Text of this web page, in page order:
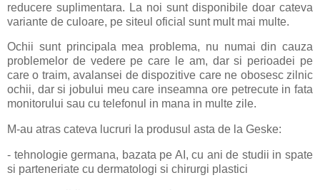
reducere suplimentara. La noi sunt disponibile doar cateva
variante de culoare, pe siteul oficial sunt mult mai multe.
Ochii sunt principala mea problema, nu numai din cauza
problemelor de vedere pe care le am, dar si perioadei pe
care o traim, avalansei de dispozitive care ne obosesc zilnic
ochii, dar si jobului meu care inseamna ore petrecute in fata
monitorului sau cu telefonul in mana in multe zile.
M-au atras cateva lucruri la produsul asta de la Geske:
- tehnologie germana, bazata pe AI, cu ani de studii in spate
si parteneriate cu dermatologi si chirurgi plastici